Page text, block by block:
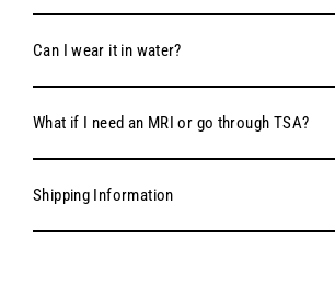
Can I wear it in water?
What if I need an MRI or go through TSA?
Shipping Information